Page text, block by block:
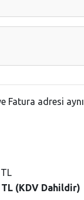
Fatura adresi aynı
TL (KDV Dahildir)